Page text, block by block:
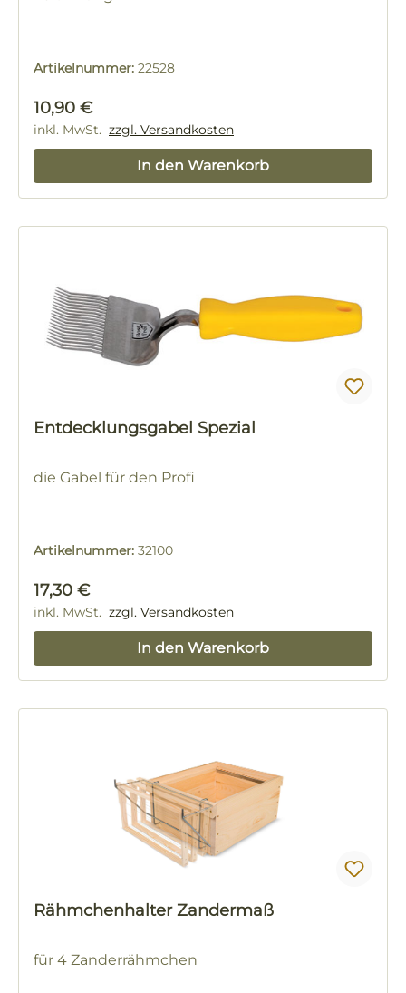
Artikelnummer: 22528
Regulärer Preis:
10,90 €
inkl. MwSt. zzgl. Versandkosten
In den Warenkorb
Entdecklungsgabel Spezial
die Gabel für den Profi
Artikelnummer: 32100
Regulärer Preis:
17,30 €
inkl. MwSt. zzgl. Versandkosten
In den Warenkorb
Rähmchenhalter Zandermaß
für 4 Zanderrähmchen